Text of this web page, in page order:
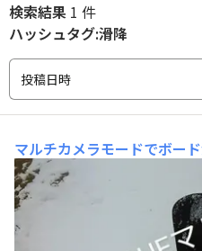
検索結果 1 件
ハッシュタグ:滑降
投稿日時
マルチカメラモードでボー